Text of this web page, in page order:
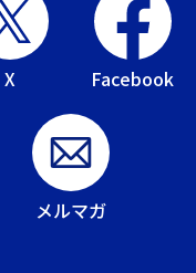
X Facebook
メルマガ